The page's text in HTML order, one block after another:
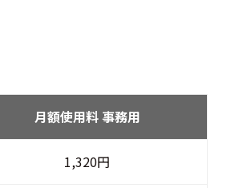
月額使用料 事務用
1,320円